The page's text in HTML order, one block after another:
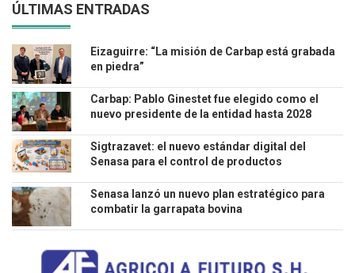
ÚLTIMAS ENTRADAS
Eizaguirre: “La misión de Carbap está grabada
en piedra”
Carbap: Pablo Ginestet fue elegido como el
nuevo presidente de la entidad hasta 2028
Sigtrazavet: el nuevo estándar digital del
Senasa para el control de productos
Senasa lanzó un nuevo plan estratégico para
combatir la garrapata bovina